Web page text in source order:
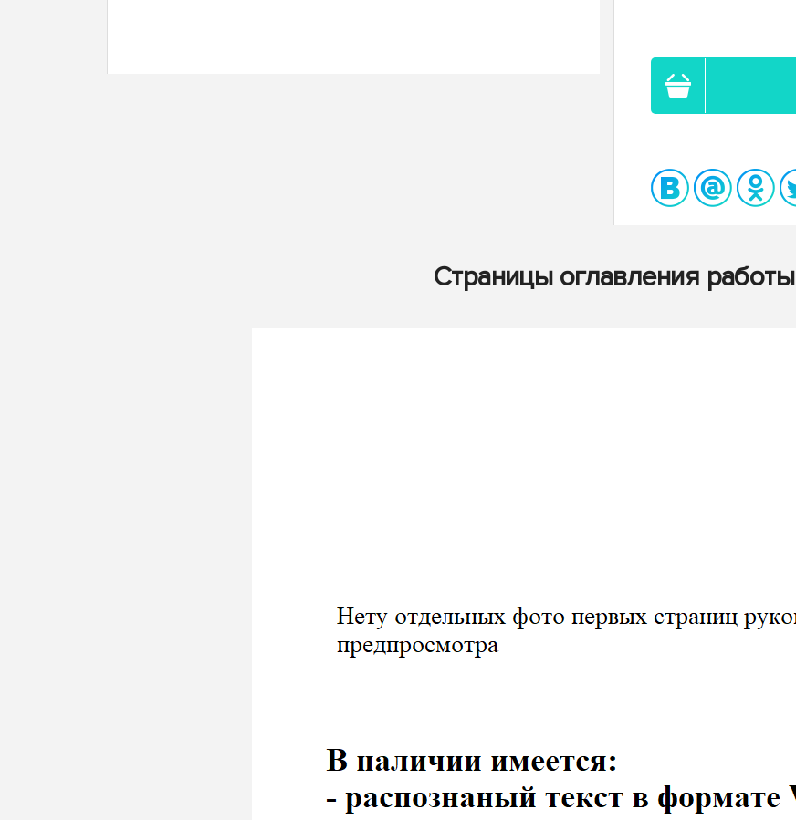
Страницы оглавления работы